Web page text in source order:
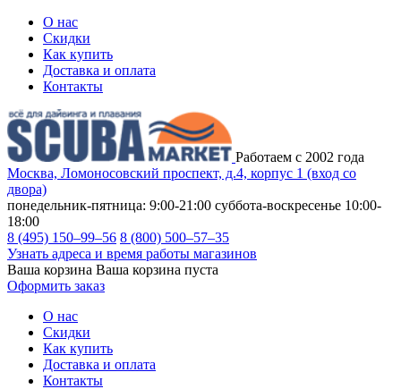
О нас
Скидки
Как купить
Доставка и оплата
Контакты
Работаем с 2002 года
Москва, Ломоносовский проспект, д.4, корпус 1 (вход со
двора)
понедельник-пятница: 9:00-21:00 суббота-воскресенье 10:00-
18:00
8 (495) 150–99–56 8 (800) 500–57–35
Узнать адреса и время работы магазинов
Ваша корзина Ваша корзина пуста
Оформить заказ
О нас
Скидки
Как купить
Доставка и оплата
Контакты